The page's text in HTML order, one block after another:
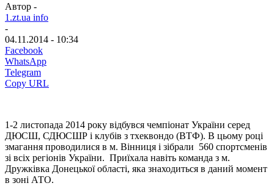
Автор -
1.zt.ua info
-
04.11.2014 - 10:34
Facebook
WhatsApp
Telegram
Copy URL
1-2 листопада 2014 року відбувся чемпіонат України серед
ДЮСШ, СДЮСШР і клубів з тхеквондо (ВТФ). В цьому році
змагання проводилися в м. Вінниця і зібрали 560 спортсменів
зі всіх регіонів України. Приїхала навіть команда з м.
Дружківка Донецької області, яка знаходиться в даний момент
в зоні АТО.